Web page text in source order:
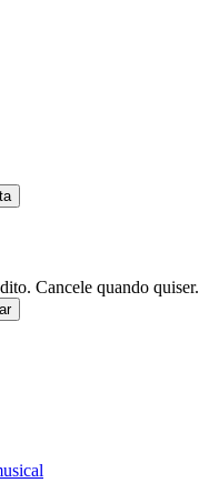
Cancele quando quiser.